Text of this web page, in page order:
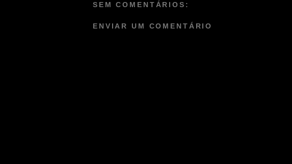
SEM COMENTÁRIOS:
ENVIAR UM COMENTÁRIO